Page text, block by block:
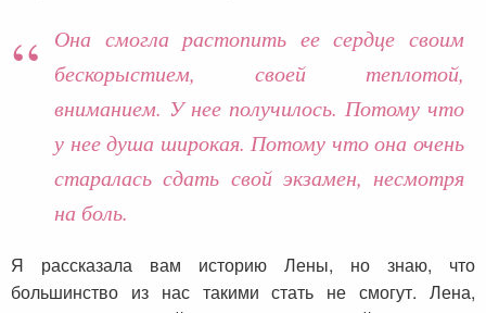
Она смогла растопить ее сердце своим
бескорыстием, своей теплотой,
вниманием. У нее получилось. Потому что
у нее душа широкая. Потому что она очень
старалась сдать свой экзамен, несмотря
на боль.
Я рассказала вам историю Лены, но знаю, что
большинство из нас такими стать не смогут. Лена,